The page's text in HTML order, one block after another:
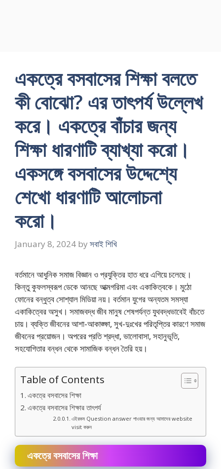
একত্রে বসবাসের শিক্ষা বলতে
কী বােঝাে? এর তাৎপর্য উল্লেখ
করে। একত্রে বাঁচার জন্য
শিক্ষা ধারণাটি ব্যাখ্যা করাে।
একসঙ্গে বসবাসের উদ্দেশ্যে
শেখাে ধারণাটি আলােচনা
করাে।
January 8, 2024 by সবাই শিখি
বর্তমানে আধুনিক সমাজ বিজ্ঞান ও প্রযুক্তির হাত ধরে এগিয়ে চলেছে।
কিন্তু কুফলস্বরূপ ডেকে আনছে আত্মগরিমা এবং একাকিত্বকে। মুঠো
ফোনের বন্ধুত্ব সোশ্যাল মিডিয়া নয়। বর্তমান যুগের অন্যতম সমস্যা
একাকিত্বের অসুখ। সমাজবদ্ধ জীব মানুষ শেষপর্যন্ত যুথবদ্ধভাবেই বাঁচতে
চায়। ব্যক্তি জীবনের আশা-আকাঙ্ক্ষা, সুখ-দুঃখের পরিতৃপ্তির কারণে সমাজ
জীবনের প্রয়ােজন। অপরের প্রতি শ্রদ্ধা, ভালােবাসা, সহানুভূতি,
সহযােগিতার বন্ধন থেকে সামাজিক বন্ধন তৈরি হয়।
Table of Contents
একত্রে বসবাসের শিক্ষা
একত্রে বসবাসের শিক্ষার তাৎপর্য
এইরকম Question answer পাওয়ার জন্য আমাদের website
visit করুন
একত্রে বসবাসের শিক্ষা